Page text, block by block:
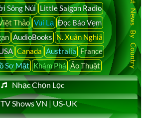
Sông Núi Little Saigon Radio
Thảo Vui Lạ Đọc Báo Vẹm
AudioBooks N. Xuân Nghiã
Canada Australia France
Sơ Mật Khám Phá Ảo Thuật
Nhạc Chọn Lọc
TV Shows VN | US-UK
Latest News By Country